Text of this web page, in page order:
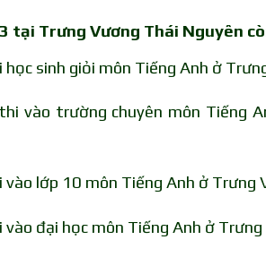
tại Trưng Vương Thái Nguyên
sinh giỏi môn Tiếng Anh ở
vào trường chuyên môn Tiếng
lớp 10 môn Tiếng Anh ở Trưng
đại học môn Tiếng Anh ở